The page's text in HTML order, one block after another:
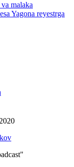
malaka
Yagona reyestrga